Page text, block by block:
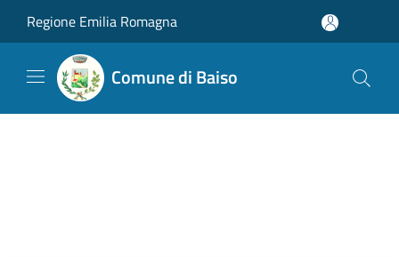
Regione Emilia Romagna
Comune di Baiso